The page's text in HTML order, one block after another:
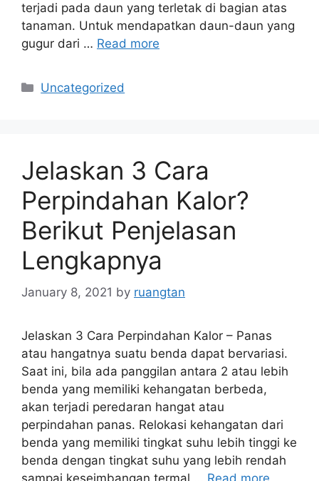
terjadi pada daun yang terletak di bagian atas
tanaman. Untuk mendapatkan daun-daun yang
gugur dari … Read more
Categories
Uncategorized
Jelaskan 3 Cara
Perpindahan Kalor?
Berikut Penjelasan
Lengkapnya
January 8, 2021 by ruangtan
Jelaskan 3 Cara Perpindahan Kalor – Panas
atau hangatnya suatu benda dapat bervariasi.
Saat ini, bila ada panggilan antara 2 atau lebih
benda yang memiliki kehangatan berbeda,
akan terjadi peredaran hangat atau
perpindahan panas. Relokasi kehangatan dari
benda yang memiliki tingkat suhu lebih tinggi ke
benda dengan tingkat suhu yang lebih rendah
sampai keseimbangan termal … Read more